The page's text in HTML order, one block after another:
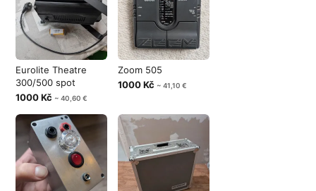
Eurolite Theatre
300/500 spot
1000 Kč ~ 40,60 €
Zoom 505
1000 Kč ~ 41,10 €